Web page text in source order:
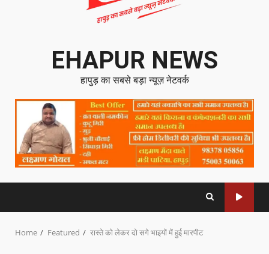
EHAPUR NEWS
हापुड़ का सबसे बड़ा न्यूज़ नेटवर्क
Home Featured रास्ते को लेकर दो सगे भाइयों में हुई मारपीट